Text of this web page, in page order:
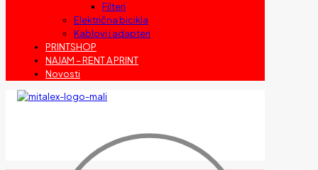
Filteri
Električna bicikla
Kablovi i adapteri
PRINTSHOP
NAJAM – RENT A PRINT
Novosti